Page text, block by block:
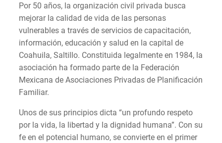
Por 50 años, la organización civil privada busca
mejorar la calidad de vida de las personas
vulnerables a través de servicios de capacitación,
información, educación y salud en la capital de
Coahuila, Saltillo. Constituida legalmente en 1984, la
asociación ha formado parte de la Federación
Mexicana de Asociaciones Privadas de Planificación
Familiar.
Unos de sus principios dicta “un profundo respeto
por la vida, la libertad y la dignidad humana”. Con su
fe en el potencial humano, se convierte en el primer